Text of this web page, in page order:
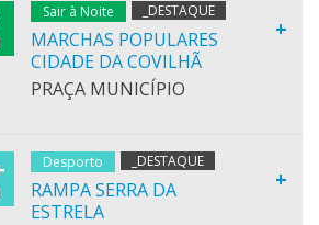
+
Sair à Noite _DESTAQUE
MARCHAS POPULARES
CIDADE DA COVILHÃ
PRAÇA MUNICÍPIO
+
Desporto _DESTAQUE
RAMPA SERRA DA
ESTRELA